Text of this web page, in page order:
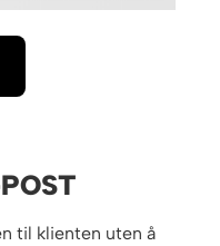
til klienten uten å